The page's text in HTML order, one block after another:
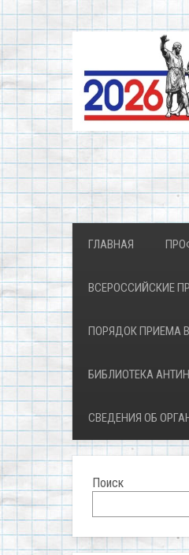
ГЛАВНАЯ
ВСЕРОССИЙСКИЕ
ПОРЯДОК ПРИЕМА
БИБЛИОТЕКА
СВЕДЕНИЯ ОБ
Поиск